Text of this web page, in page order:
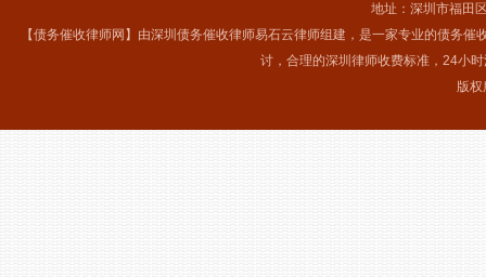
地址：深圳市福田
【债务催收律师网】由深圳债务催收律师易石云律师组建，是一家专业的债务
讨，合理的深圳律师收费标准，24小
版